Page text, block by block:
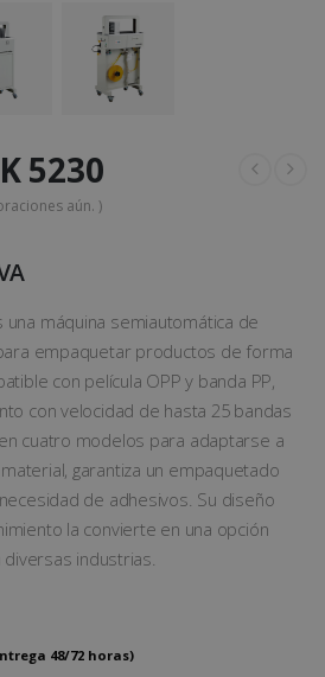
5230
aún. )
una máquina semiautomática de
empaquetar productos de forma
con película OPP y banda PP,
con velocidad de hasta 25 bandas
cuatro modelos para adaptarse a
garantiza un empaquetado
de adhesivos. Su diseño
la convierte en una opción
industrias.